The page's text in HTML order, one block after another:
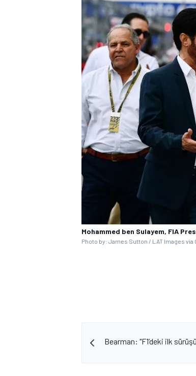
MOTOSİKLET
Mohammed ben Sulayem, FIA
Photo by: James Sutton / LAT Images via
Bearman: "F1’deki ilk